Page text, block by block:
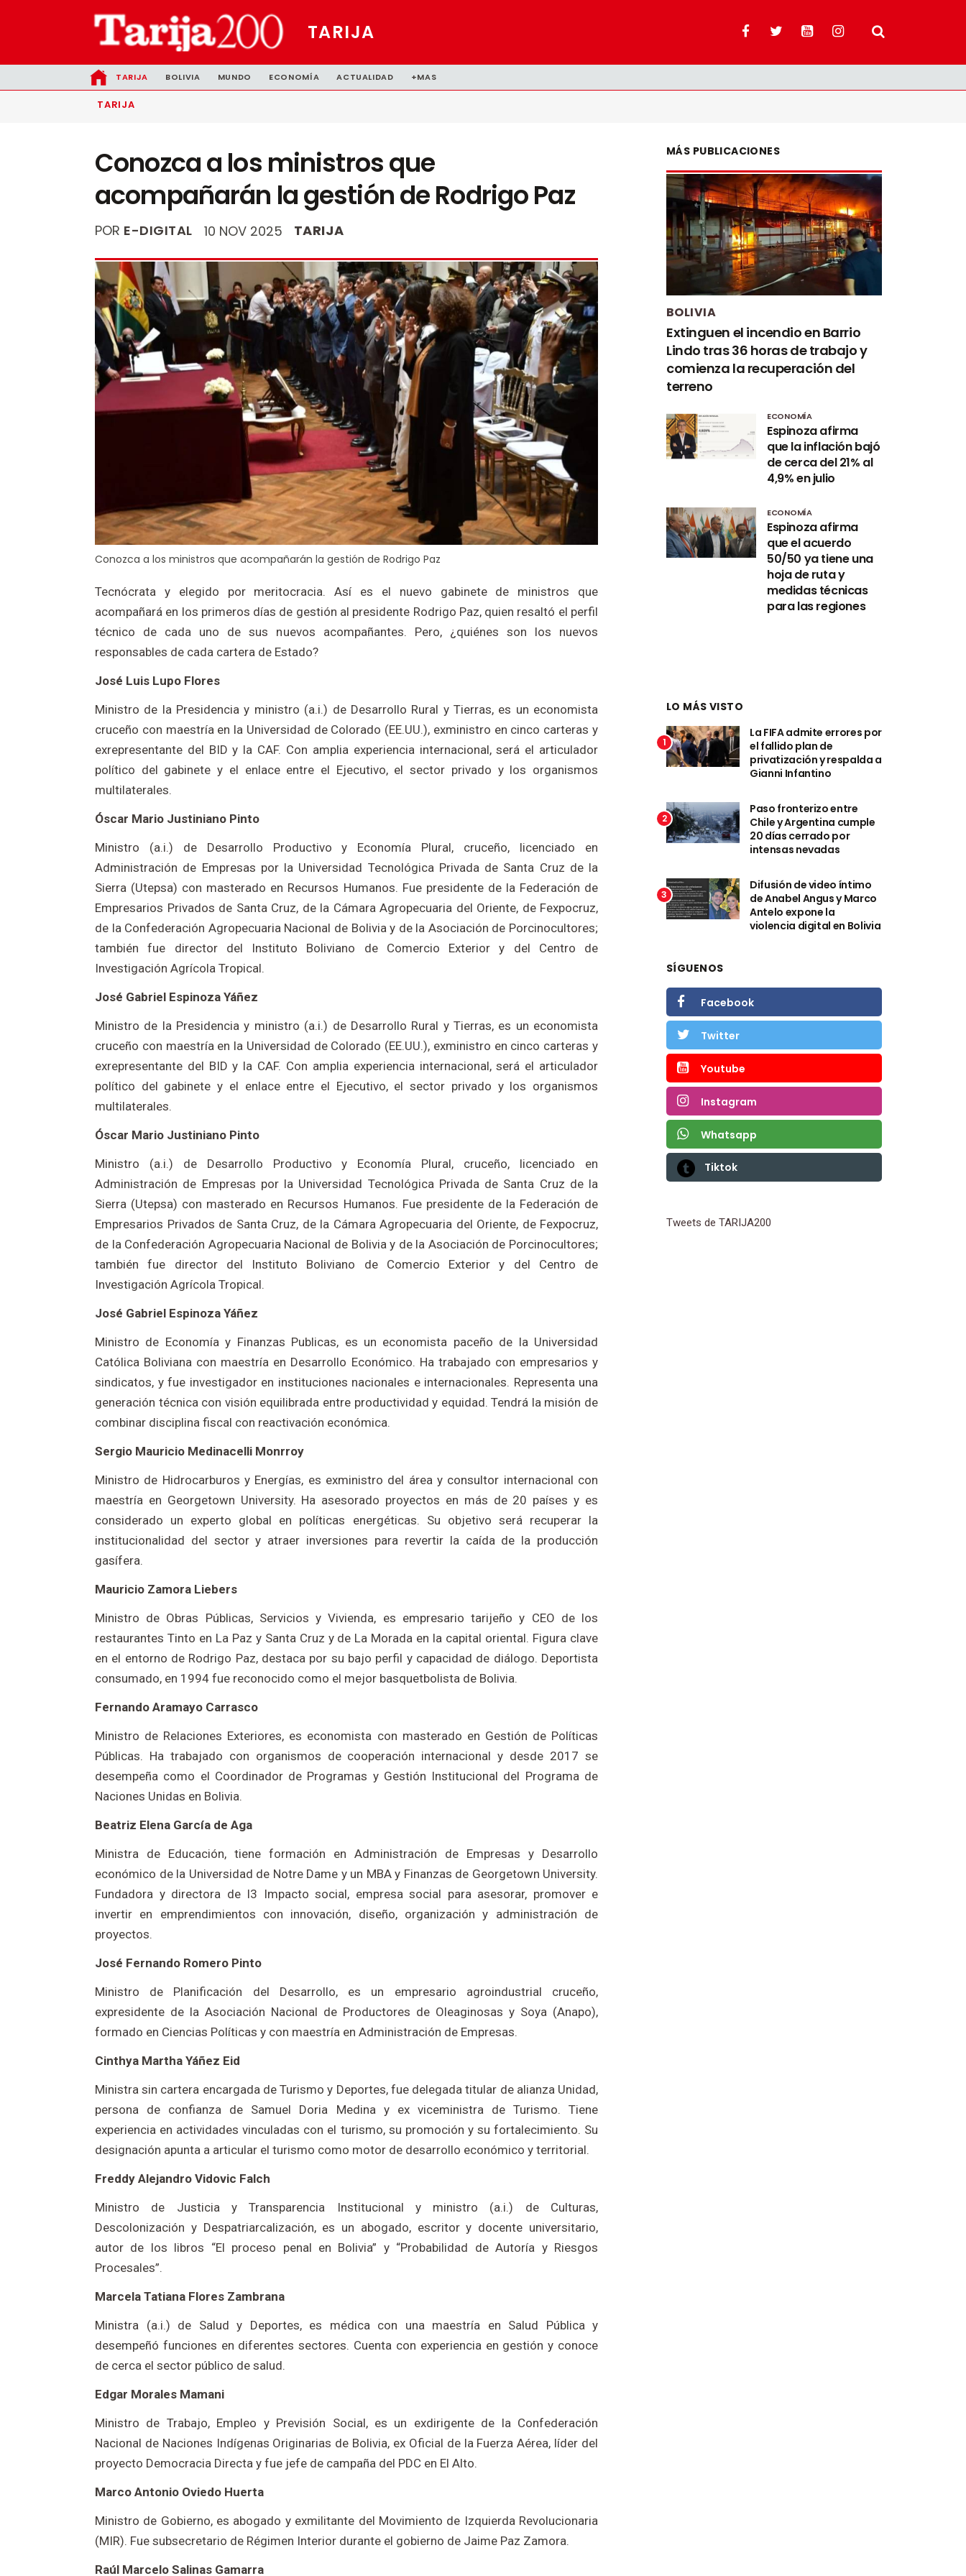
TARIJA
TARIJA BOLIVIA MUNDO ECONOMÍA ACTUALIDAD +MAS
TARIJA
Conozca a los ministros que
acompañarán la gestión de Rodrigo Paz
POR E-DIGITAL 10 NOV 2025 TARIJA
Conozca a los ministros que acompañarán la gestión de Rodrigo Paz
Tecnócrata y elegido por meritocracia. Así es el nuevo gabinete de ministros que
acompañará en los primeros días de gestión al presidente Rodrigo Paz, quien resaltó el perfil
técnico de cada uno de sus nuevos acompañantes. Pero, ¿quiénes son los nuevos
responsables de cada cartera de Estado?
José Luis Lupo Flores
Ministro de la Presidencia y ministro (a.i.) de Desarrollo Rural y Tierras, es un economista
cruceño con maestría en la Universidad de Colorado (EE.UU.), exministro en cinco carteras y
exrepresentante del BID y la CAF. Con amplia experiencia internacional, será el articulador
político del gabinete y el enlace entre el Ejecutivo, el sector privado y los organismos
multilaterales.
Óscar Mario Justiniano Pinto
Ministro (a.i.) de Desarrollo Productivo y Economía Plural, cruceño, licenciado en
Administración de Empresas por la Universidad Tecnológica Privada de Santa Cruz de la
Sierra (Utepsa) con masterado en Recursos Humanos. Fue presidente de la Federación de
Empresarios Privados de Santa Cruz, de la Cámara Agropecuaria del Oriente, de Fexpocruz,
de la Confederación Agropecuaria Nacional de Bolivia y de la Asociación de Porcinocultores;
también fue director del Instituto Boliviano de Comercio Exterior y del Centro de
Investigación Agrícola Tropical.
José Gabriel Espinoza Yáñez
Ministro de la Presidencia y ministro (a.i.) de Desarrollo Rural y Tierras, es un economista
cruceño con maestría en la Universidad de Colorado (EE.UU.), exministro en cinco carteras y
exrepresentante del BID y la CAF. Con amplia experiencia internacional, será el articulador
político del gabinete y el enlace entre el Ejecutivo, el sector privado y los organismos
multilaterales.
Óscar Mario Justiniano Pinto
Ministro (a.i.) de Desarrollo Productivo y Economía Plural, cruceño, licenciado en
Administración de Empresas por la Universidad Tecnológica Privada de Santa Cruz de la
Sierra (Utepsa) con masterado en Recursos Humanos. Fue presidente de la Federación de
Empresarios Privados de Santa Cruz, de la Cámara Agropecuaria del Oriente, de Fexpocruz,
de la Confederación Agropecuaria Nacional de Bolivia y de la Asociación de Porcinocultores;
también fue director del Instituto Boliviano de Comercio Exterior y del Centro de
Investigación Agrícola Tropical.
José Gabriel Espinoza Yáñez
Ministro de Economía y Finanzas Publicas, es un economista paceño de la Universidad
Católica Boliviana con maestría en Desarrollo Económico. Ha trabajado con empresarios y
sindicatos, y fue investigador en instituciones nacionales e internacionales. Representa una
generación técnica con visión equilibrada entre productividad y equidad. Tendrá la misión de
combinar disciplina fiscal con reactivación económica.
Sergio Mauricio Medinacelli Monrroy
Ministro de Hidrocarburos y Energías, es exministro del área y consultor internacional con
maestría en Georgetown University. Ha asesorado proyectos en más de 20 países y es
considerado un experto global en políticas energéticas. Su objetivo será recuperar la
institucionalidad del sector y atraer inversiones para revertir la caída de la producción
gasífera.
Mauricio Zamora Liebers
Ministro de Obras Públicas, Servicios y Vivienda, es empresario tarijeño y CEO de los
restaurantes Tinto en La Paz y Santa Cruz y de La Morada en la capital oriental. Figura clave
en el entorno de Rodrigo Paz, destaca por su bajo perfil y capacidad de diálogo. Deportista
consumado, en 1994 fue reconocido como el mejor basquetbolista de Bolivia.
Fernando Aramayo Carrasco
Ministro de Relaciones Exteriores, es economista con masterado en Gestión de Políticas
Públicas. Ha trabajado con organismos de cooperación internacional y desde 2017 se
desempeña como el Coordinador de Programas y Gestión Institucional del Programa de
Naciones Unidas en Bolivia.
Beatriz Elena García de Aga
Ministra de Educación, tiene formación en Administración de Empresas y Desarrollo
económico de la Universidad de Notre Dame y un MBA y Finanzas de Georgetown University.
Fundadora y directora de I3 Impacto social, empresa social para asesorar, promover e
invertir en emprendimientos con innovación, diseño, organización y administración de
proyectos.
José Fernando Romero Pinto
Ministro de Planificación del Desarrollo, es un empresario agroindustrial cruceño,
expresidente de la Asociación Nacional de Productores de Oleaginosas y Soya (Anapo),
formado en Ciencias Políticas y con maestría en Administración de Empresas.
Cinthya Martha Yáñez Eid
Ministra sin cartera encargada de Turismo y Deportes, fue delegada titular de alianza Unidad,
persona de confianza de Samuel Doria Medina y ex viceministra de Turismo. Tiene
experiencia en actividades vinculadas con el turismo, su promoción y su fortalecimiento. Su
designación apunta a articular el turismo como motor de desarrollo económico y territorial.
Freddy Alejandro Vidovic Falch
Ministro de Justicia y Transparencia Institucional y ministro (a.i.) de Culturas,
Descolonización y Despatriarcalización, es un abogado, escritor y docente universitario,
autor de los libros “El proceso penal en Bolivia” y “Probabilidad de Autoría y Riesgos
Procesales”.
Marcela Tatiana Flores Zambrana
Ministra (a.i.) de Salud y Deportes, es médica con una maestría en Salud Pública y
desempeñó funciones en diferentes sectores. Cuenta con experiencia en gestión y conoce
de cerca el sector público de salud.
Edgar Morales Mamani
Ministro de Trabajo, Empleo y Previsión Social, es un exdirigente de la Confederación
Nacional de Naciones Indígenas Originarias de Bolivia, ex Oficial de la Fuerza Aérea, líder del
proyecto Democracia Directa y fue jefe de campaña del PDC en El Alto.
Marco Antonio Oviedo Huerta
Ministro de Gobierno, es abogado y exmilitante del Movimiento de Izquierda Revolucionaria
(MIR). Fue subsecretario de Régimen Interior durante el gobierno de Jaime Paz Zamora.
Raúl Marcelo Salinas Gamarra
MÁS PUBLICACIONES
BOLIVIA
Extinguen el incendio en Barrio
Lindo tras 36 horas de trabajo y
comienza la recuperación del
terreno
ECONOMÍA
Espinoza afirma
que la inflación bajó
de cerca del 21% al
4,9% en julio
ECONOMÍA
Espinoza afirma
que el acuerdo
50/50 ya tiene una
hoja de ruta y
medidas técnicas
para las regiones
LO MÁS VISTO
1
La FIFA admite errores por
el fallido plan de
privatización y respalda a
Gianni Infantino
2
Paso fronterizo entre
Chile y Argentina cumple
20 días cerrado por
intensas nevadas
3
Difusión de video íntimo
de Anabel Angus y Marco
Antelo expone la
violencia digital en Bolivia
SÍGUENOS
Facebook
Twitter
Youtube
Instagram
Whatsapp
Tiktok
Tweets de TARIJA200